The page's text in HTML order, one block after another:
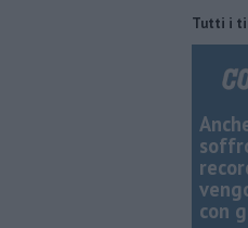
Tutti i
Rara tartaruga
con